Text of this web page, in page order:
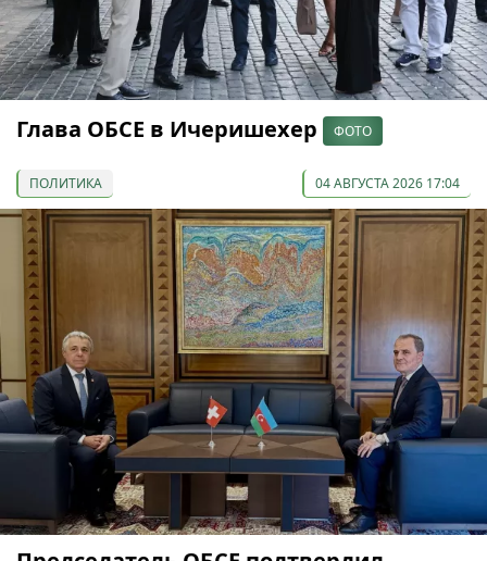
Глава ОБСЕ в Ичеришехер ФОТО
ПОЛИТИКА 04 АВГУСТА 2026 17:04